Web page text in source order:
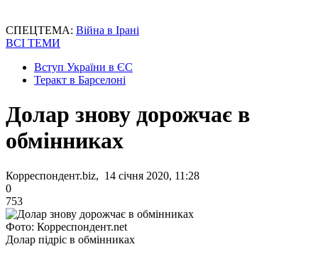
СПЕЦТЕМА: Війна в Ірані
ВСІ ТЕМИ
Вступ України в ЄС
Теракт в Барселоні
Долар знову дорожчає в
обмінниках
Корреспондент.biz, 14 січня 2020, 11:28
0
753
Фото: Корреспондент.net
Долар підріс в обмінниках